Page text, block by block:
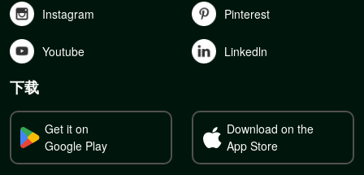
Instagram Pinterest
Youtube Linkedln
下载
Get it on
Google Play
Download on the
App Store